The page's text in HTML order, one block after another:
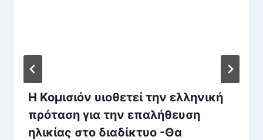
Η Κομισιόν υιοθετεί την ελληνική
πρόταση για την επαλήθευση
ηλικίας στο διαδίκτυο -Θα